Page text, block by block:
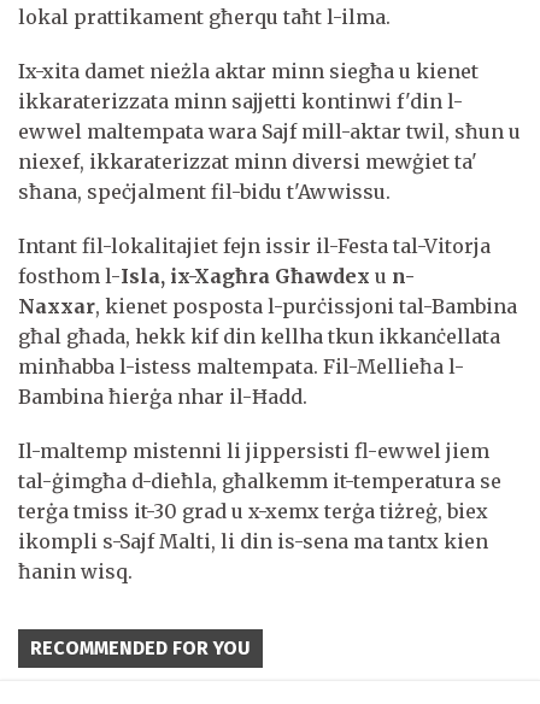
lokal prattikament għerqu taħt l-ilma.
Ix-xita damet nieżla aktar minn siegħa u kienet
ikkaraterizzata minn sajjetti kontinwi f'din l-
ewwel maltempata wara Sajf mill-aktar twil, sħun u
niexef, ikkaraterizzat minn diversi mewġiet ta'
sħana, speċjalment fil-bidu t'Awwissu.
Intant fil-lokalitajiet fejn issir il-Festa tal-Vitorja
fosthom l-Isla, ix-Xagħra Għawdex u n-
Naxxar, kienet posposta l-purċissjoni tal-Bambina
għal għada, hekk kif din kellha tkun ikkanċellata
minħabba l-istess maltempata. Fil-Mellieħa l-
Bambina ħierġa nhar il-Ħadd.
Il-maltemp mistenni li jippersisti fl-ewwel jiem
tal-ġimgħa d-dieħla, għalkemm it-temperatura se
terġa tmiss it-30 grad u x-xemx terġa tiżreġ, biex
ikompli s-Sajf Malti, li din is-sena ma tantx kien
ħanin wisq.
RECOMMENDED FOR YOU